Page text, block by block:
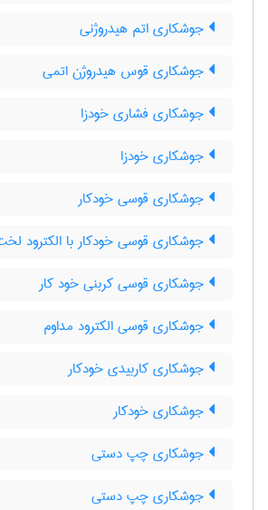
جوشکاری اتم هیدروژنی
جوشکاری قوس هیدروژن اتمی
جوشکاری فشاری خودزا
جوشکاری خودزا
جوشکاری قوسی خودکار
جوشکاری قوسی خودکار با الکترود
جوشکاری قوسی کربنی خود کار
جوشکاری قوسی الکترود مداوم
جوشکاری کاربیدی خودکار
جوشکاری خودکار
جوشکاری چپ دستی
جوشکاری چپ دستی